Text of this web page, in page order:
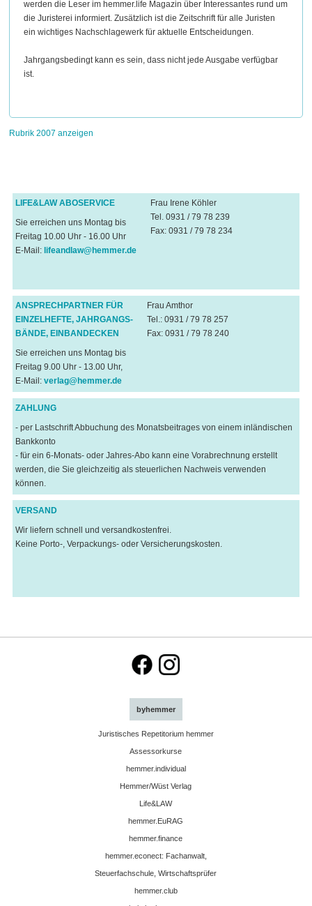
werden die Leser im hemmer.life Magazin über Interessantes rund um
die Juristerei informiert. Zusätzlich ist die Zeitschrift für alle Juristen
ein wichtiges Nachschlagewerk für aktuelle Entscheidungen.
Jahrgangsbedingt kann es sein, dass nicht jede Ausgabe verfügbar
ist.
Rubrik 2007 anzeigen
LIFE&LAW ABOSERVICE
Sie erreichen uns Montag bis
Freitag 10.00 Uhr - 16.00 Uhr
E-Mail: lifeandlaw@hemmer.de
Frau Irene Köhler
Tel. 0931 / 79 78 239
Fax: 0931 / 79 78 234
ANSPRECHPARTNER FÜR
EINZELHEFTE, JAHRGANGS-
BÄNDE, EINBANDECKEN
Sie erreichen uns Montag bis
Freitag 9.00 Uhr - 13.00 Uhr,
E-Mail: verlag@hemmer.de
Frau Amthor
Tel.: 0931 / 79 78 257
Fax: 0931 / 79 78 240
ZAHLUNG
- per Lastschrift Abbuchung des Monatsbeitrages von einem inländischen
Bankkonto
- für ein 6-Monats- oder Jahres-Abo kann eine Vorabrechnung erstellt
werden, die Sie gleichzeitig als steuerlichen Nachweis verwenden
können.
VERSAND
Wir liefern schnell und versandkostenfrei.
Keine Porto-, Verpackungs- oder Versicherungskosten.
byhemmer
Juristisches Repetitorium hemmer
Assessorkurse
hemmer.individual
Hemmer/Wüst Verlag
Life&LAW
hemmer.EuRAG
hemmer.finance
hemmer.econect: Fachanwalt,
Steuerfachschule, Wirtschaftsprüfer
hemmer.club